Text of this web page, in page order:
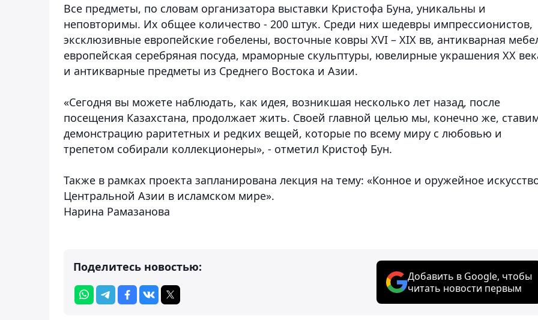
Все предметы, по словам организатора выставки Кристофа Буна, уникальны и
неповторимы. Их общее количество - 200 штук. Среди них шедевры импрессионистов,
эксклюзивные европейские гобелены, восточные ковры XVI – XIX вв, антикварная
европейская серебряная посуда, мраморные скульптуры, ювелирные украшения XX
и антикварные предметы из Среднего Востока и Азии.
«Сегодня вы можете наблюдать, как идея, возникшая несколько лет назад, после
посещения Казахстана, продолжает жить. Своей главной целью мы, конечно же,
демонстрацию раритетных и редких вещей, которые по всему миру с любовью и
трепетом собирали коллекционеры», - отметил Кристоф Бун.
Также в рамках проекта запланирована лекция на тему: «Конное и оружейное
Центральной Азии в исламском мире».
Нарина Рамазанова
Поделитесь новостью:
Добавить в Google, чтобы
читать новости первым